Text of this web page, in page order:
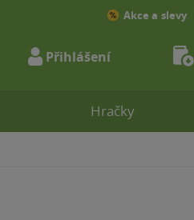
Hračky
Akce a slevy
Přihlášení